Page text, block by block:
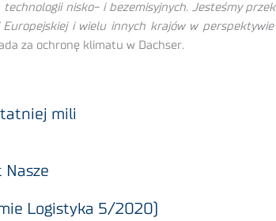
nisko- i bezemisyjnych. Jesteśmy
i wielu innych krajów w
za ochronę klimatu w Dachser.
mili
Nasze
Logistyka 5/2020)